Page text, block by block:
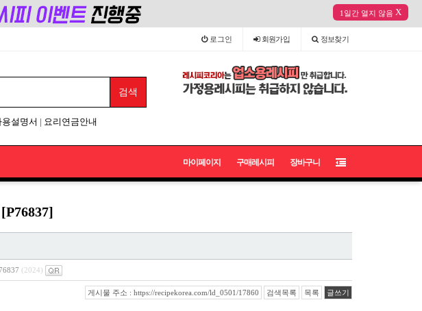
1일간 열지 않음 X
로그인 회원가입 정보찾기
용설명서 | 요리연금안내
마이페이지 구매레시피 장바구니
(2024)
게시물 주소 : https://recipekorea.com/ld_0501/17860 검색목록 목록 글쓰기